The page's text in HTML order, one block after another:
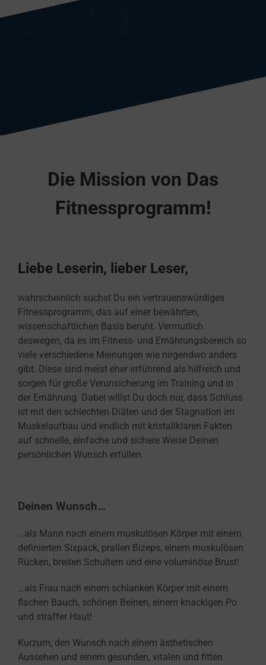
Die Mission von Das
Fitnessprogramm!
Liebe Leserin, lieber Leser,
wahrscheinlich suchst Du ein vertrauenswürdiges
Fitnessprogramm, das auf einer bewährten,
wissenschaftlichen Basis beruht. Vermutlich
deswegen, da es im Fitness- und Ernährungsbereich so
viele verschiedene Meinungen wie nirgendwo anders
gibt. Diese sind meist eher irrführend als hilfreich und
sorgen für große Verunsicherung im Training und in
der Ernährung. Dabei willst Du doch nur, dass Schluss
ist mit den schlechten Diäten und der Stagnation im
Muskelaufbau und endlich mit kristallklaren Fakten
auf schnelle, einfache und sichere Weise Deinen
persönlichen Wunsch erfüllen.
Deinen Wunsch…
…als Mann nach einem muskulösen Körper mit einem
definierten Sixpack, prallen Bizeps, einem muskulösen
Rücken, breiten Schultern und eine voluminöse Brust!
…als Frau nach einem schlanken Körper mit einem
flachen Bauch, schönen Beinen, einem knackigen Po
und straffer Haut!
Kurzum, den Wunsch nach einem ästhetischen
Aussehen und einem gesunden, vitalen und fitten